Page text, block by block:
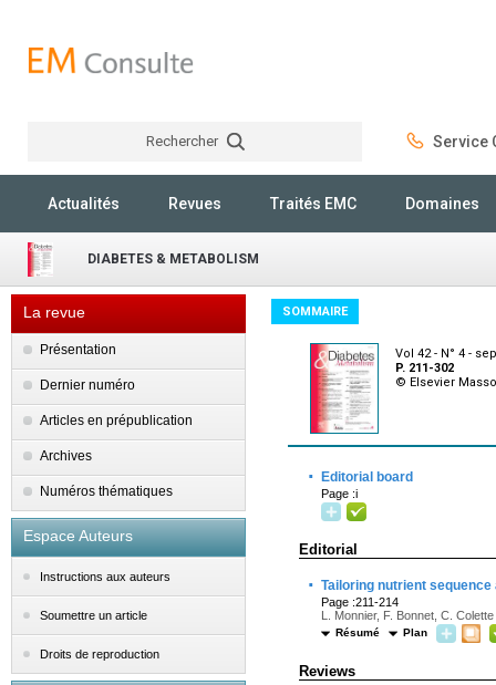
Rechercher Service
Actualités Revues Traités EMC Domaines
DIABETES & METABOLISM
La revue
Présentation
Dernier numéro
Articles en prépublication
Archives
Numéros thématiques
Espace Auteurs
Instructions aux auteurs
Soumettre un article
Droits de reproduction
SOMMAIRE
Vol 42 - N° 4 -
P. 211-302
© Elsevier
· Editorial board
Page :i
Editorial
· Tailoring nutrient
Page :211-214
L. Monnier, F. Bonnet, C. Colette
Résumé Plan
Reviews